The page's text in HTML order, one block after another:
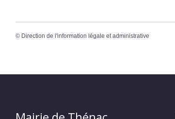
© Direction de l'information légale et administrative